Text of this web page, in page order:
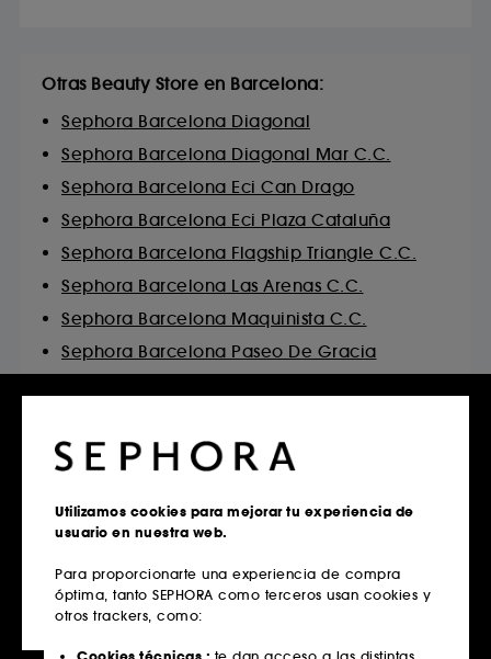
Otras Beauty Store en Barcelona:
Sephora Barcelona Diagonal
Sephora Barcelona Diagonal Mar C.C.
Sephora Barcelona Eci Can Drago
Sephora Barcelona Eci Plaza Cataluña
Sephora Barcelona Flagship Triangle C.C.
Sephora Barcelona Las Arenas C.C.
Sephora Barcelona Maquinista C.C.
Sephora Barcelona Paseo De Gracia
Reserva un servicio
Utilizamos cookies para mejorar tu experiencia de
usuario en nuestra web.
Para proporcionarte una experiencia de compra
óptima, tanto SEPHORA como terceros usan cookies y
otros trackers, como: